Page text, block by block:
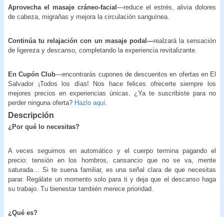
Aprovecha el masaje cráneo-facial —reduce el estrés, alivia dolores
de cabeza, migrañas y mejora la circulación sanguínea.
Continúa tu relajación con un masaje podal—realzará la sensación
de ligereza y descanso, completando la experiencia revitalizante.
En Cupón Club—encontrarás cupones de descuentos en ofertas en El
Salvador ¡Todos los días! Nos hace felices ofrecerte siempre los
mejores precios en experiencias únicas. ¿Ya te suscribiste para no
perder ninguna oferta? Hazlo aquí
Descripción
¿Por qué lo necesitas?
A veces seguimos en automático y el cuerpo termina pagando el
precio: tensión en los hombros, cansancio que no se va, mente
saturada… Si te suena familiar, es una señal clara de que necesitas
parar. Regálate un momento solo para ti y deja que el descanso haga
su trabajo. Tu bienestar también merece prioridad.
¿Qué es?